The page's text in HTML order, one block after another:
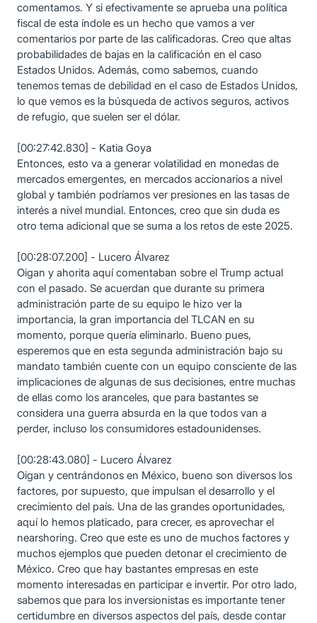
comentamos. Y si efectivamente se aprueba una política
fiscal de esta índole es un hecho que vamos a ver
comentarios por parte de las calificadoras. Creo que altas
probabilidades de bajas en la calificación en el caso
Estados Unidos. Además, como sabemos, cuando
tenemos temas de debilidad en el caso de Estados Unidos,
lo que vemos es la búsqueda de activos seguros, activos
de refugio, que suelen ser el dólar.
[00:27:42.830] - Katia Goya
Entonces, esto va a generar volatilidad en monedas de
mercados emergentes, en mercados accionarios a nivel
global y también podríamos ver presiones en las tasas de
interés a nivel mundial. Entonces, creo que sin duda es
otro tema adicional que se suma a los retos de este 2025.
[00:28:07.200] - Lucero Álvarez
Oigan y ahorita aquí comentaban sobre el Trump actual
con el pasado. Se acuerdan que durante su primera
administración parte de su equipo le hizo ver la
importancia, la gran importancia del TLCAN en su
momento, porque quería eliminarlo. Bueno pues,
esperemos que en esta segunda administración bajo su
mandato también cuente con un equipo consciente de las
implicaciones de algunas de sus decisiones, entre muchas
de ellas como los aranceles, que para bastantes se
considera una guerra absurda en la que todos van a
perder, incluso los consumidores estadounidenses.
[00:28:43.080] - Lucero Álvarez
Oigan y centrándonos en México, bueno son diversos los
factores, por supuesto, que impulsan el desarrollo y el
crecimiento del país. Una de las grandes oportunidades,
aquí lo hemos platicado, para crecer, es aprovechar el
nearshoring. Creo que este es uno de muchos factores y
muchos ejemplos que pueden detonar el crecimiento de
México. Creo que hay bastantes empresas en este
momento interesadas en participar e invertir. Por otro lado,
sabemos que para los inversionistas es importante tener
certidumbre en diversos aspectos del país, desde contar